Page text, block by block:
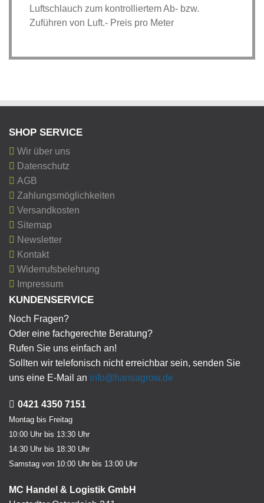
Luftschlauch zum kontrolliertem Ab- bzw.
Zuführen von Luft.- Preis pro Meter
SHOP SERVICE
Wir über uns
Datenschutz
AGB
Zahlungsmöglichkeiten
Versandkosten
Sitemap
Newsletter
Kontakt
Widerrufsbelehrung
Impressum
KUNDENSERVICE
Noch Fragen?
Oder eine fachgerechte Beratung?
Rufen Sie uns einfach an!
Sollten wir telefonisch nicht erreichbar sein, senden Sie
uns eine E-Mail an info@hansagrow.de
0421 4350 7151
Montag bis Freitag
10:00 Uhr bis 13:30 Uhr
14:30 Uhr bis 18:30 Uhr
Samstag von 10:00 Uhr bis 13:00 Uhr
MC Handel & Logistik GmbH